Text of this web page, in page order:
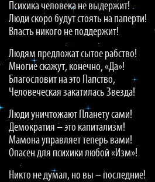
Психика человека не выдержит!
Люди скоро будут стоять на паперти!
Власть никого не поддержит!
Людям предложат сытое рабство!
Многие скажут, конечно, «Да»!
Благословит на это Папство,
Человеческая закатилась Звезда!
Люди уничтожают Планету сами!
Демократия – это капитализм!
Мамона управляет теперь вами!
Опасен для психики любой «Изм»!
Никто не думал, но вы – последние!